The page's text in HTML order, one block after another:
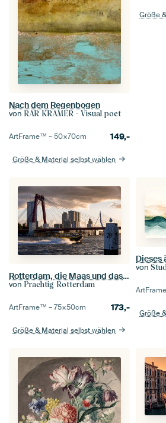
Nach dem Regenbogen
von RAR KRAMER - Visual poet
ArtFrame™ –50×70cm 149,-
Größe & Material selbst wählen
Größe
Rotterdam, die Maas und das Watertaxi im Sonnenuntergang
von Prachtig Rotterdam
ArtFrame™ –75×50cm 173,-
Größe & Material selbst wählen
von
Größe